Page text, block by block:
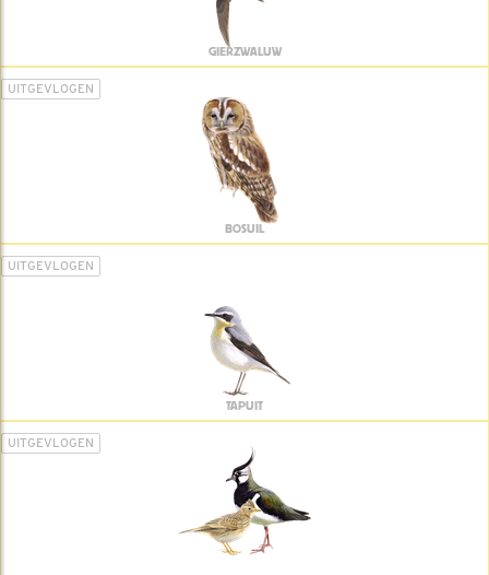
GIERZWALUW
UITGEVLOGEN
BOSUIL
UITGEVLOGEN
TAPUIT
UITGEVLOGEN